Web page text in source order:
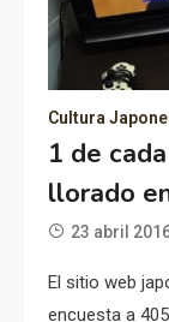
Cultura
1 de
llorado
23 abril
El sitio web
encuesta a